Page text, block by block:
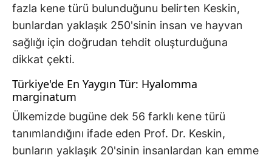
fazla kene türü bulunduğunu belirten Keskin,
bunlardan yaklaşık 250'sinin insan ve hayvan
sağlığı için doğrudan tehdit oluşturduğuna
dikkat çekti.
Türkiye'de En Yaygın Tür: Hyalomma
marginatum
Ülkemizde bugüne dek 56 farklı kene türü
tanımlandığını ifade eden Prof. Dr. Keskin,
bunların yaklaşık 20'sinin insanlardan kan emme